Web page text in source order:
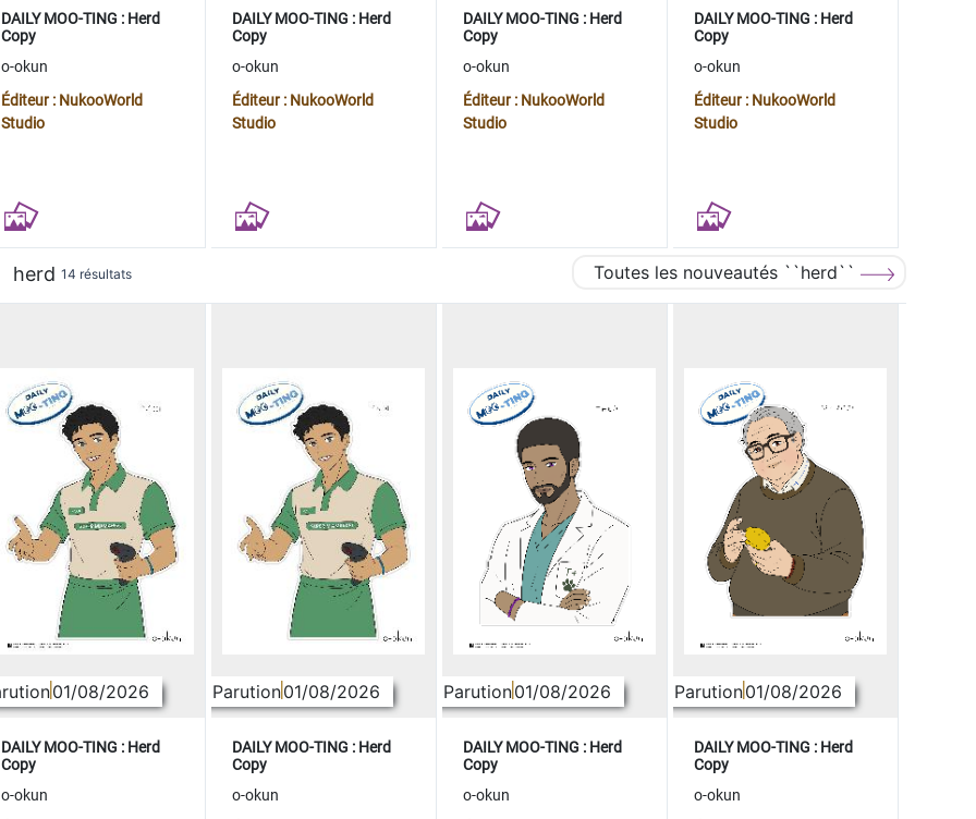
DAILY MOO-TING : Herd
Copy
o-okun
Éditeur : NukooWorld
Studio
DAILY MOO-TING : Herd
Copy
o-okun
Éditeur : NukooWorld
Studio
DAILY MOO-TING : Herd
Copy
o-okun
Éditeur : NukooWorld
Studio
DAILY MOO-TING : Herd
Copy
o-okun
Éditeur : NukooWorld
Studio
herd 14 résultats Toutes les nouveautés ``herd``
01/08/2026
DAILY MOO-TING : Herd
Copy
o-okun
Parution01/08/2026
DAILY MOO-TING : Herd
Copy
o-okun
Parution01/08/2026
DAILY MOO-TING : Herd
Copy
o-okun
Parution01/08/2026
DAILY MOO-TING : Herd
Copy
o-okun